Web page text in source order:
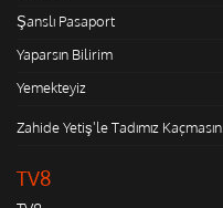
Şanslı Pasaport
Yaparsın Bilirim
Yemekteyiz
Zahide Yetiş'le Tadımız Kaçmasın
TV8